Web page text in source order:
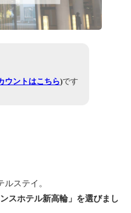
ウントはこちら)です
ルステイ。
スホテル新高輪」を選びまし